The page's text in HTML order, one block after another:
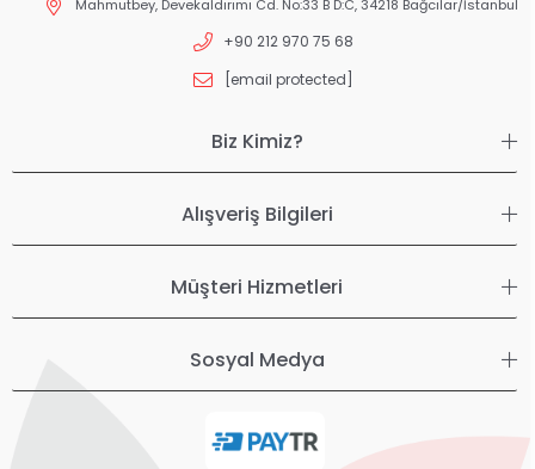
Mahmutbey, Devekaldırımı Cd. No:33 B D:C, 34218 Bağcılar/İstanbul
+90 212 970 75 68
[email protected]
Biz Kimiz?
Alışveriş Bilgileri
Müşteri Hizmetleri
Sosyal Medya